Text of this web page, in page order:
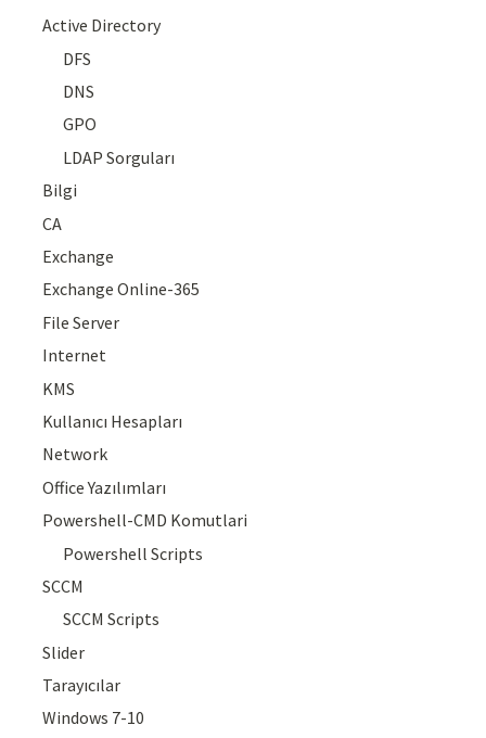
Active Directory
DFS
DNS
GPO
LDAP Sorguları
Bilgi
CA
Exchange
Exchange Online-365
File Server
Internet
KMS
Kullanıcı Hesapları
Network
Office Yazılımları
Powershell-CMD Komutlari
Powershell Scripts
SCCM
SCCM Scripts
Slider
Tarayıcılar
Windows 7-10